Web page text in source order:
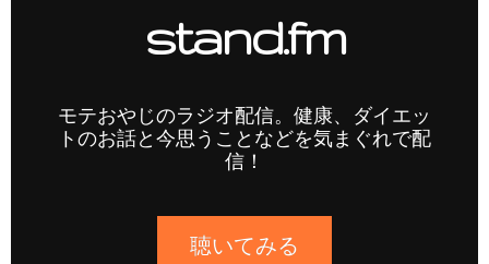
stand.fm
モテおやじのラジオ配信。健康、ダイエッ
トのお話と今思うことなどを気まぐれで配
信！
聴いてみる